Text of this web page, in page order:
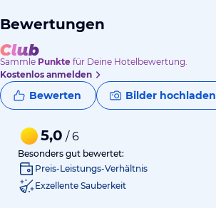
Bewertungen
Sammle Punkte für Deine Hotelbewertung.
Kostenlos anmelden
Bewerten Bilder hochladen
5,0 / 6
Besonders gut bewertet:
Preis-Leistungs-Verhältnis
Exzellente Sauberkeit